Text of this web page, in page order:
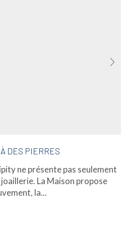
DES PIERRES
ne présente pas seulement
La Maison propose
la...